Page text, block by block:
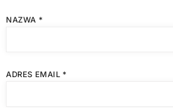
NAZWA *
ADRES EMAIL *